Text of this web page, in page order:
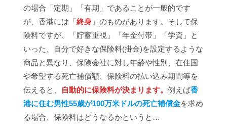
の場合「定期」「有期」であることが一般的です
が、香港には「終身 」のものがあります。そして保
険料ですが、「貯蓄重視」「年金付帯」「学資」と
いった、自分で好きな保険料(掛金)を設定するような
商品と異なり、保険会社に対し年齢や性別、在住国
や希望する死亡補償額、保険料の払い込み期間等を
伝えると、
自動的に保険料が決まります。 例えば香
港に住む男性55歳が100万米ドルの死亡補償金を求め
る場合、保険料はどうなるかというと…